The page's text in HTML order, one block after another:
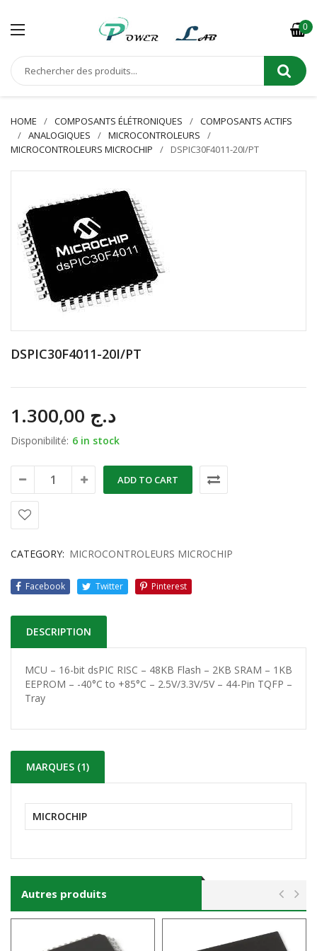
0
HOME COMPOSANTS ÉLÉTRONIQUES
COMPOSANTS ACTIFS
ANALOGIQUES
MICROCONTROLEURS
MICROCONTROLEURS MICROCHIP
DSPIC30F4011-20I/PT
DSPIC30F4011-20I/PT
د.ج
Disponibilité: 6 in stock
ADD TO CART
CATEGORY: MICROCONTROLEURS MICROCHIP
Facebook Twitter Pinterest
DESCRIPTION
MCU – 16-bit dsPIC RISC – 48KB Flash – 2KB SRAM – 1KB
EEPROM – -40°C to +85°C – 2.5V/3.3V/5V – 44-Pin TQFP –
Tray
MARQUES (1)
MICROCHIP
Autres produits